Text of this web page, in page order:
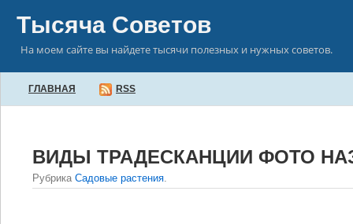
Тысяча Советов
На моем сайте вы найдете тысячи полезных и нужных советов.
ГЛАВНАЯ RSS
ВИДЫ ТРАДЕСКАНЦИИ ФОТО
Рубрика Садовые растения.